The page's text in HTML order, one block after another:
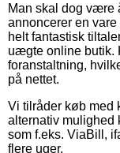
Man skal dog være
annoncerer en
helt fantastisk
uægte online butik.
foranstaltning,
på nettet.
Vi tilråder køb med
alternativ mulighed
som f.eks. ViaBill,
flere uger.